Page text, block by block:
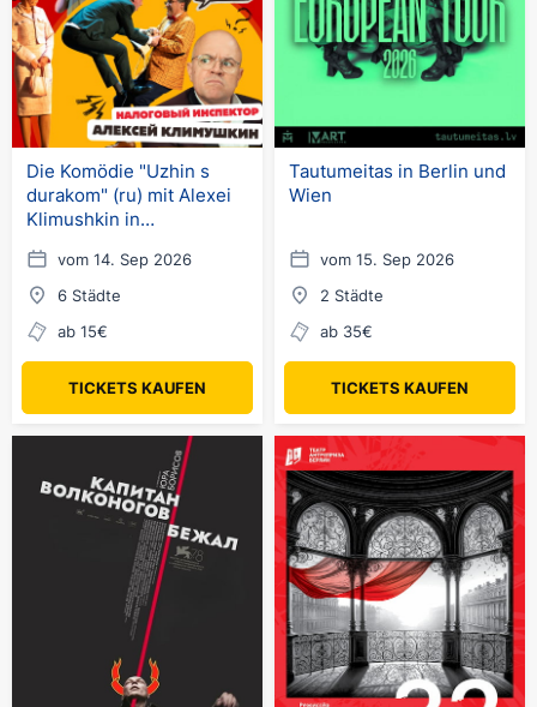
Die Komödie "Uzhin s
durakom" (ru) mit Alexei
Klimushkin in
vom 14. Sep 2026
6 Städte
ab 15€
TICKETS KAUFEN
Tautumeitas in Berlin und
Wien
vom 15. Sep 2026
2 Städte
ab 35€
TICKETS KAUFEN